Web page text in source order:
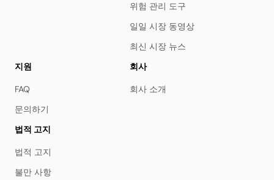
위험 관리 도구
일일 시장 동영상
최신 시장 뉴스
지원
FAQ
문의하기
회사
회사 소개
법적 고지
법적 고지
불만 사항